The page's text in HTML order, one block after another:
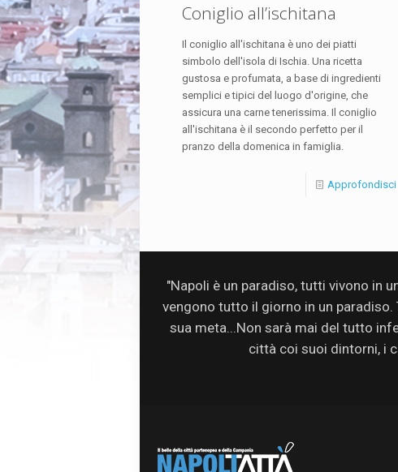
Coniglio all’ischitana
Il coniglio all'ischitana è uno dei piatti
simbolo dell'isola di Ischia. Una ricetta
gustosa e profumata, a base di ingredienti
semplici e tipici del luogo d'origine, che
assicura una carne tenerissima. Il coniglio
all'ischitana è il secondo perfetto per il
pranzo della domenica in famiglia.
Approfondisci
"Napoli è un paradiso, tutti vivono in
vengono tutto il giorno in un
sua meta...Non sarà mai del tutto
città coi suoi dintorni, i